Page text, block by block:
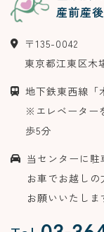
産前産
〒135-0042
東京都江東区木
地下鉄東西線「
※エレベーター
歩5分
当センターに駐
お車でお越し
お願いいたしま